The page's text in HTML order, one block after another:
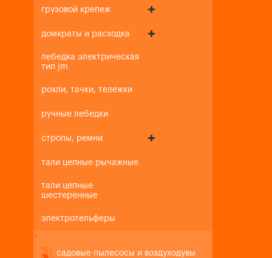
грузовой крепеж
домкраты и расходка
лебедка электрическая
тип jm
рохли, тачки, тележки
ручные лебедки
стропы, ремни
тали цепные рычажные
тали цепные
шестеренные
электротельферы
+-
садовые пылесосы и воздуходувы